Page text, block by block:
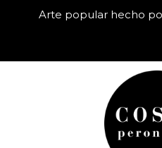
Arte popular hecho